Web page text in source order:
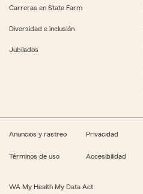
Carreras en State Farm
Diversidad e inclusión
Jubilados
Anuncios y rastreo Privacidad
Términos de uso Accesibilidad
WA My Health My Data Act